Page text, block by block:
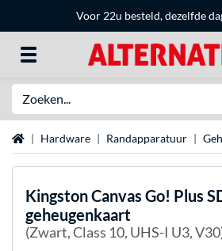
Voor 22u besteld, dezelfde
Home Hardware Randapparatuur
KingstonCanvas Go! Plus
geheugenkaart
(Zwart, Class 10, UHS-I U3,